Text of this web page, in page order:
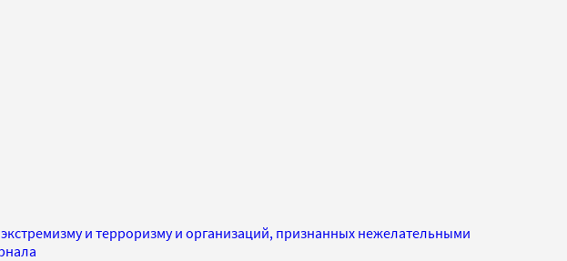
и терроризму и организаций, признанных нежелательными